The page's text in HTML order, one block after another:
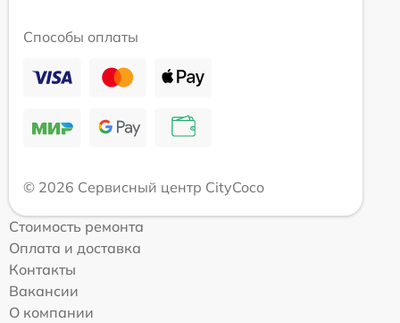
Способы оплаты
© 2026 Сервисный центр CityCoco
Стоимость ремонта
Оплата и доставка
Контакты
Вакансии
О компании